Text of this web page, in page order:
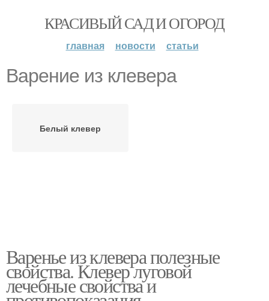
КРАСИВЫЙ САД И ОГОРОД
главная новости статьи
Варение из клевера
Белый клевер
Варенье из клевера полезные
свойства. Клевер луговой
лечебные свойства и